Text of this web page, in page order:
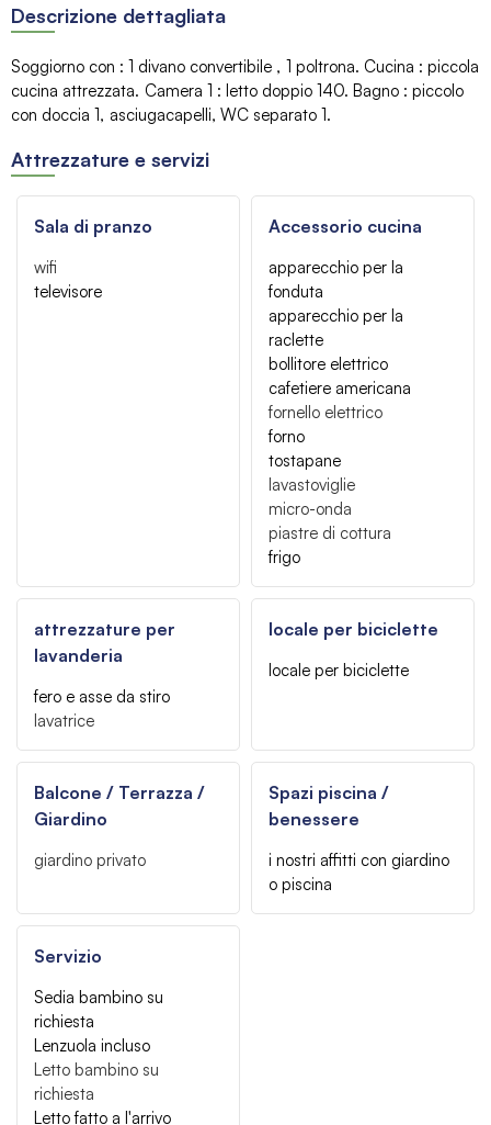
Descrizione dettagliata
Soggiorno con : 1 divano convertibile 1 poltrona Cucina : piccola
cucina attrezzata Camera 1 : letto doppio 140 Bagno : piccolo
con doccia 1 asciugacapelli WC separato 1
Attrezzature e servizi
Sala di pranzo
wifi
televisore
Accessorio cucina
apparecchio per la
fonduta
apparecchio per la
raclette
bollitore elettrico
cafetiere americana
fornello elettrico
forno
tostapane
lavastoviglie
micro-onda
piastre di cottura
frigo
attrezzature per
lavanderia
fero e asse da stiro
lavatrice
locale per biciclette
locale per biciclette
Balcone / Terrazza /
Giardino
giardino privato
Spazi piscina /
benessere
i nostri affitti con giardino
o piscina
Servizio
Sedia bambino su
richiesta
Lenzuola incluso
Letto bambino su
richiesta
Letto fatto a l'arrivo